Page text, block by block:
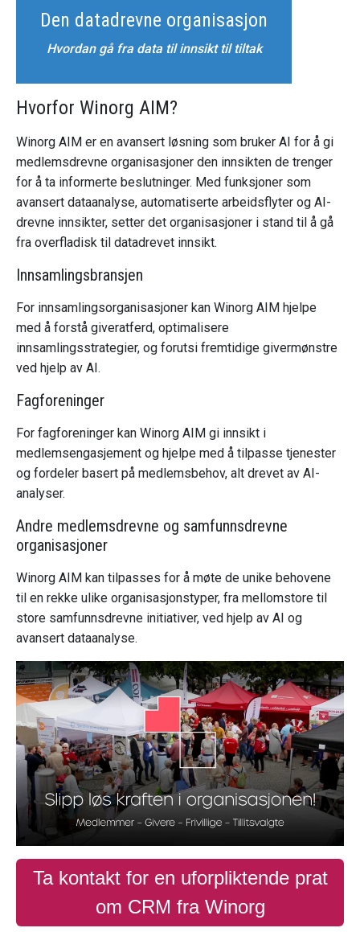
Den datadrevne organisasjon
Hvordan gå fra data til innsikt til tiltak
Hvorfor Winorg AIM?
Winorg AIM er en avansert løsning som bruker AI for å gi
medlemsdrevne organisasjoner den innsikten de trenger
for å ta informerte beslutninger. Med funksjoner som
avansert dataanalyse, automatiserte arbeidsflyter og AI-
drevne innsikter, setter det organisasjoner i stand til å gå
fra overfladisk til datadrevet innsikt.
Innsamlingsbransjen
For innsamlingsorganisasjoner kan Winorg AIM hjelpe
med å forstå giveratferd, optimalisere
innsamlingsstrategier, og forutsi fremtidige givermønstre
ved hjelp av AI.
Fagforeninger
For fagforeninger kan Winorg AIM gi innsikt i
medlemsengasjement og hjelpe med å tilpasse tjenester
og fordeler basert på medlemsbehov, alt drevet av AI-
analyser.
Andre medlemsdrevne og samfunnsdrevne
organisasjoner
Winorg AIM kan tilpasses for å møte de unike behovene
til en rekke ulike organisasjonstyper, fra mellomstore til
store samfunnsdrevne initiativer, ved hjelp av AI og
avansert dataanalyse.
Ta kontakt for en uforpliktende prat
om CRM fra Winorg